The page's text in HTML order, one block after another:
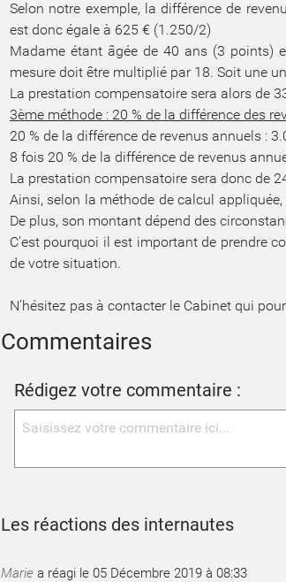
Selon notre exemple, la différence de
est donc égale à 625 € (1.250/2)
Madame étant âgée de 40 ans (3 points)
mesure doit être multiplié par 18. Soit une
La prestation compensatoire sera alors de
3ème méthode : 20 % de la différence des
20 % de la différence de revenus annuels :
8 fois 20 % de la différence de revenus
La prestation compensatoire sera donc de
Ainsi, selon la méthode de calcul
De plus, son montant dépend des
C’est pourquoi il est important de prendre
de votre situation.
N’hésitez pas à contacter le Cabinet qui
Commentaires
Rédigez votre commentaire :
Les réactions des internautes
Marie a réagi le 05 Décembre 2019 à 08:33